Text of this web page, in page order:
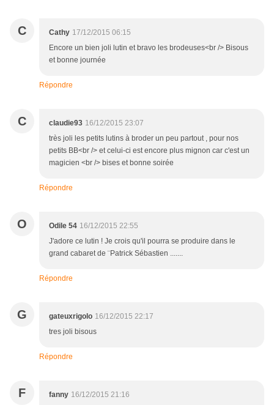
C Cathy 17/12/2015 06:15
Encore un bien joli lutin et bravo les brodeuses<br /> Bisous
et bonne journée
Répondre
C claudie93 16/12/2015 23:07
très joli les petits lutins à broder un peu partout , pour nos
petits BB<br /> et celui-ci est encore plus mignon car c'est un
magicien <br /> bises et bonne soirée
Répondre
O Odile 54 16/12/2015 22:55
J'adore ce lutin ! Je crois qu'il pourra se produire dans le
grand cabaret de ¨Patrick Sébastien .......
Répondre
G gateuxrigolo 16/12/2015 22:17
tres joli bisous
Répondre
F fanny 16/12/2015 21:16